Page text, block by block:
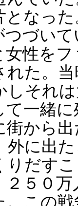
となっ
づいて
女性を
れた。
しそれ
て一緒
街から
外に出
りだす
５０万
。この